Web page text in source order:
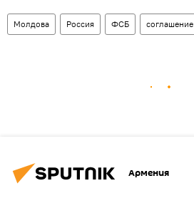
Молдова Россия ФСБ соглашение
Армения